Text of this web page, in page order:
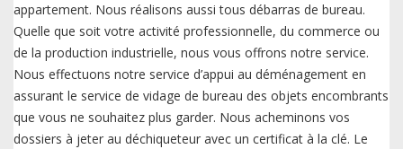
appartement. Nous réalisons aussi tous débarras de bureau.
Quelle que soit votre activité professionnelle, du commerce ou
de la production industrielle, nous vous offrons notre service.
Nous effectuons notre service d’appui au déménagement en
assurant le service de vidage de bureau des objets encombrants
que vous ne souhaitez plus garder. Nous acheminons vos
dossiers à jeter au déchiqueteur avec un certificat à la clé. Le